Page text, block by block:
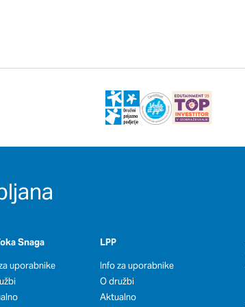
Snaga
uporabnike
LPP
Info za uporabnike
O družbi
Aktualno